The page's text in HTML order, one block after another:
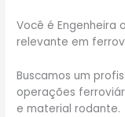
Você é Engenheira
relevante em
Buscamos um
operações
e material rodante.